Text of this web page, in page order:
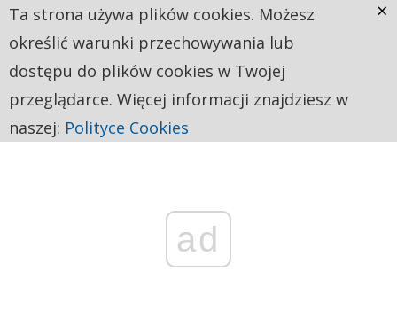
ad
Ta strona używa plików cookies. Możesz
określić warunki przechowywania lub
dostępu do plików cookies w Twojej
przeglądarce. Więcej informacji znajdziesz w
naszej: Polityce Cookies
×